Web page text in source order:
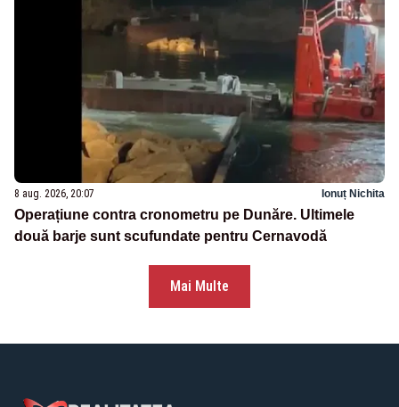
8 aug. 2026, 20:07 Ionuț Nichita
Operațiune contra cronometru pe Dunăre. Ultimele
două barje sunt scufundate pentru Cernavodă
Mai Multe